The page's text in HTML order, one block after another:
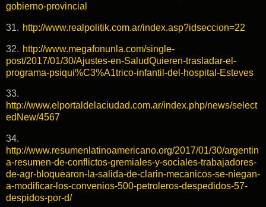
gobierno-provincial
31. http://www.realpolitik.com.ar/index.asp?idseccion=22
32. http://www.megafonunla.com/single-
post/2017/01/30/Ajustes-en-SaludQuieren-trasladar-el-
programa-psiqui%C3%A1trico-infantil-del-hospital-Esteves
33.
http://www.elportaldelaciudad.com.ar/index.php/news/select
edNew/4567
34.
http://www.resumenlatinoamericano.org/2017/01/30/argentin
a-resumen-de-conflictos-gremiales-y-sociales-trabajadores-
de-agr-bloquearon-la-salida-de-clarin-mecanicos-se-niegan-
a-modificar-los-convenios-500-petroleros-despedidos-57-
despidos-por-d/